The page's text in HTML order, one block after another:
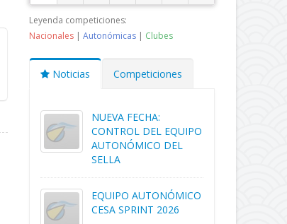
Leyenda competiciones:
Nacionales| Autonómicas| Clubes
Noticias Competiciones
NUEVA FECHA:
CONTROL DEL EQUIPO
AUTONÓMICO DEL
SELLA
EQUIPO AUTONÓMICO
CESA SPRINT 2026